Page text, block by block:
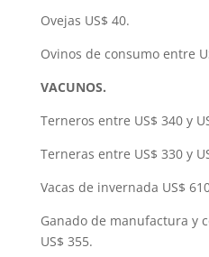
Ovejas US$ 40.
Ovinos de consumo entre
VACUNOS.
Terneros entre US$ 340 y
Terneras entre US$ 330 y
Vacas de invernada US$
Ganado de manufactura y
US$ 355.